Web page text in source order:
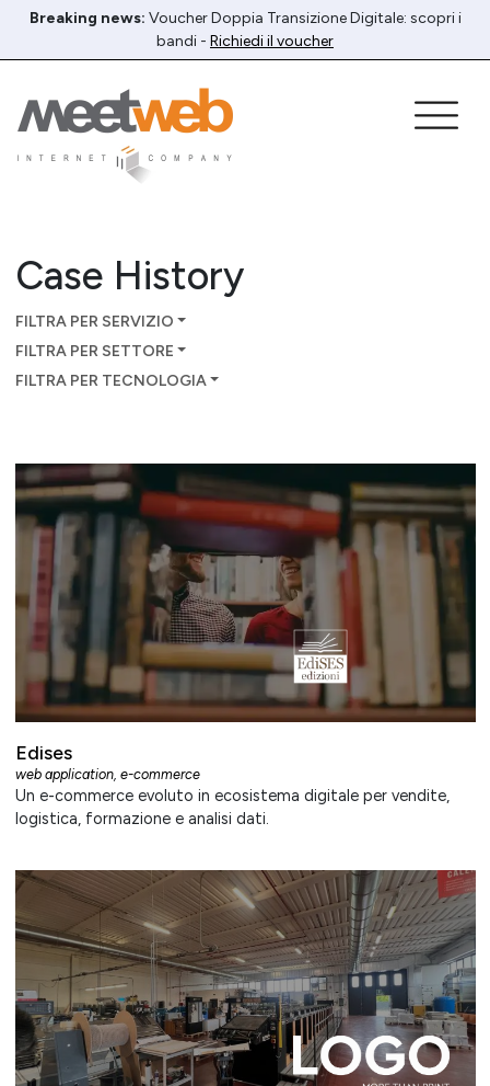
Breaking news: Voucher Doppia Transizione Digitale: scopri i
bandi - Richiedi il voucher
Case History
FILTRA PER SERVIZIO
FILTRA PER SETTORE
FILTRA PER TECNOLOGIA
Edises
web application, e-commerce
Un e-commerce evoluto in ecosistema digitale per vendite,
logistica, formazione e analisi dati.